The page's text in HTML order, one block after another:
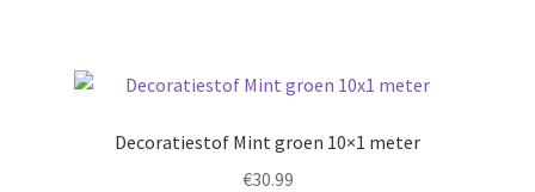
Decoratiestof Mint groen 10×1 meter
€30.99